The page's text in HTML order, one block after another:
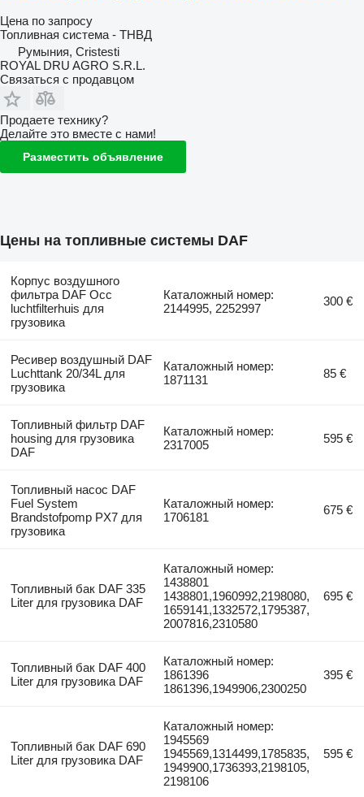
Цена по запросу
Топливная система - ТНВД
Румыния, Cristesti
ROYAL DRU AGRO S.R.L.
Связаться с продавцом
Продаете технику?
Делайте это вместе с нами!
Разместить объявление
Цены на топливные системы DAF
Корпус воздушного
фильтра DAF Occ
luchtfilterhuis для
грузовика
Каталожный номер:
2144995, 2252997
300 €
Ресивер воздушный DAF
Luchttank 20/34L для
грузовика
Каталожный номер:
1871131
85 €
Топливный фильтр DAF
housing для грузовика
DAF
Каталожный номер:
2317005
595 €
Топливный насос DAF
Fuel System
Brandstofpomp PX7 для
грузовика
Каталожный номер:
1706181
675 €
Топливный бак DAF 335
Liter для грузовика DAF
Каталожный номер:
1438801
1438801,1960992,2198080,
1659141,1332572,1795387,
2007816,2310580
695 €
Топливный бак DAF 400
Liter для грузовика DAF
Каталожный номер:
1861396
1861396,1949906,2300250
395 €
Топливный бак DAF 690
Liter для грузовика DAF
Каталожный номер:
1945569
1945569,1314499,1785835,
1949900,1736393,2198105,
2198106
595 €